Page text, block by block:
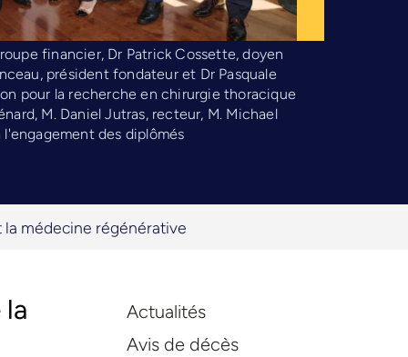
financier, Dr Patrick Cossette, doyen
président fondateur et Dr Pasquale
pour la recherche en chirurgie thoracique
M. Daniel Jutras, recteur, M. Michael
des diplômés
la médecine régénérative
Actualités
Avis de décès